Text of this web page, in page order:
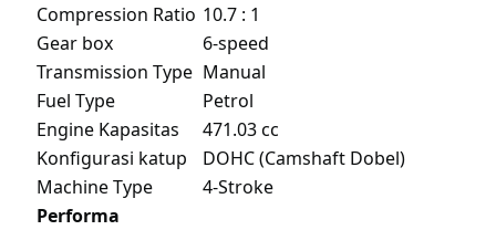
Compression Ratio 10.7 : 1
Gear box
6-speed
Transmission Type Manual
Fuel Type
Petrol
Engine Kapasitas
471.03 cc
Konfigurasi katup
DOHC (Camshaft Dobel)
Machine Type
4-Stroke
Performa